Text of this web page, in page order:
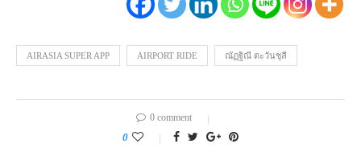
AIRASIA SUPER APP AIRPORT RIDE ณัฏฐิณี ตะวันชุลี
0 comment
0